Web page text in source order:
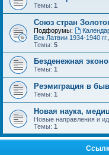
Темы: 1
Cоюз стран
Подфорумы:
Век Латвии 1934-1940 гг.
Темы: 5
Безденежная
Темы: 1
Реэмиграция в
Темы: 1
Новая наука,
Новые направления и
Темы: 1